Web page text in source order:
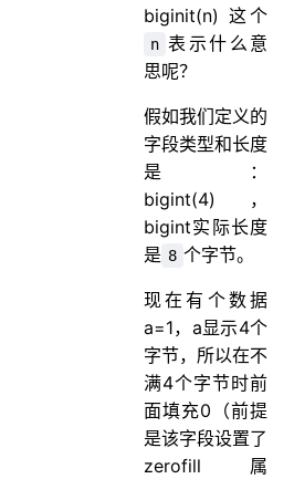
biginit(n) 这个
n 表示什么意
思呢？
假如我们定义的
字段类型和长度
是：
bigint(4)，
bigint实际长度
是 8 个字节。
现在有个数据
a=1，a显示4个
字节，所以在不
满4个字节时前
面填充0（前提
是该字段设置了
zerofill属